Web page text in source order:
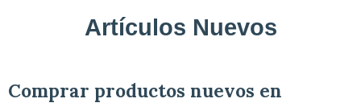
Artículos Nuevos
Comprar productos nuevos en